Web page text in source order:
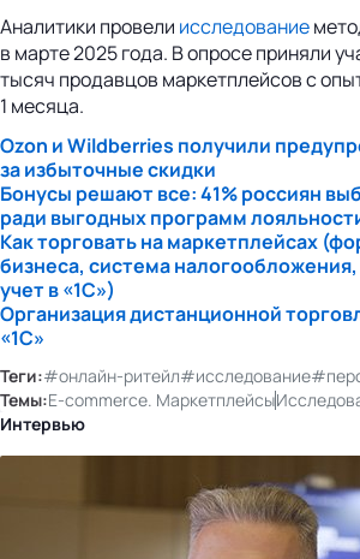
Аналитики провели исследование
в марте 2025 года. В опросе приняли
тысяч продавцов маркетплейсов с
1 месяца.
Ozon и Wildberries получили
за избыточные скидки
Бонусы решают все: 41% россиян
ради выгодных программ
Как торговать на маркетплейсах
бизнеса, система
учет в «1С»)
Организация дистанционной
«1С»
Теги:#онлайн-ритейл#исследование
Темы:E-commerce. Маркетплейсы
Интервью